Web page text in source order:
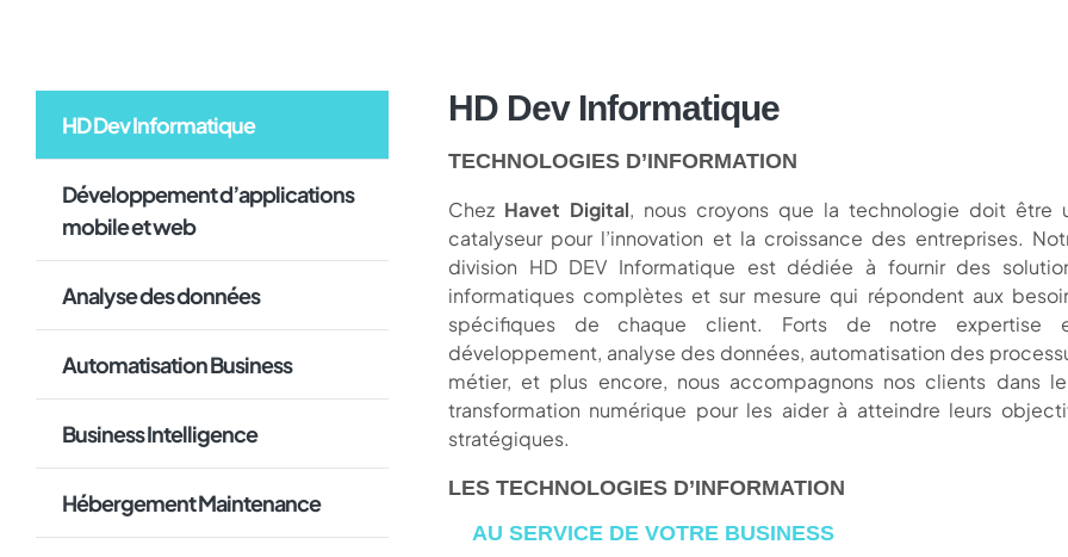
HD Dev Informatique
Développement d’applications
mobile et web
Analyse des données
Automatisation Business
Business Intelligence
Hébergement Maintenance
HD Dev Informatique
TECHNOLOGIES D’INFORMATION
Chez Havet Digital, nous croyons que la technologie doit être
catalyseur pour l’innovation et la croissance des entreprises.
division HD DEV Informatique est dédiée à fournir des
informatiques complètes et sur mesure qui répondent aux
spécifiques de chaque client. Forts de notre expertise
développement, analyse des données, automatisation des
métier, et plus encore, nous accompagnons nos clients dans
transformation numérique pour les aider à atteindre leurs
stratégiques.
LES TECHNOLOGIES D’INFORMATION
AU SERVICE DE VOTRE BUSINESS